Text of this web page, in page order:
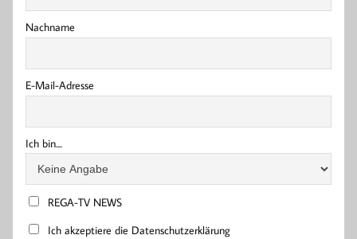
Nachname
E-Mail-Adresse
Ich bin....
REGA-TV NEWS
Ich akzeptiere die Datenschutzerklärung